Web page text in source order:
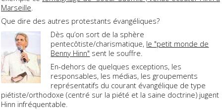
Marseille
Que dire des autres protestants évangéliques?
Dès qu’on sort de la sphère
pentecôtiste/charismatique, le "petit monde de
Benny Hinn" sent le souffre.
En-dehors de quelques exceptions, les
responsables, les médias, les groupements
représentatifs du courant évangélique de type
piétiste/orthodoxe (centré sur la piété et la saine doctrine) jugent
Hinn infréquentable.